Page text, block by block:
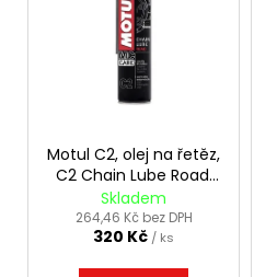
Motul C2, olej na řetěz,
C2 Chain Lube Road,
400ml
Skladem
264,46 Kč bez DPH
320 Kč / ks